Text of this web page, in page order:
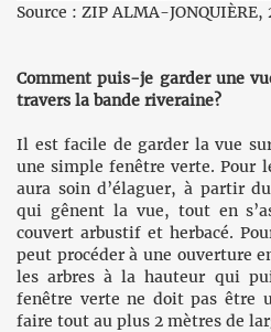
Source : ZIP ALMA-JONQUIÈRE,
Comment puis-je garder une
travers la bande riveraine?
Il est facile de garder la vue
une simple fenêtre verte. Pour
aura soin d’élaguer, à partir
qui gênent la vue, tout en
couvert arbustif et herbacé.
peut procéder à une ouverture
les arbres à la hauteur qui
fenêtre verte ne doit pas être
faire tout au plus 2 mètres de